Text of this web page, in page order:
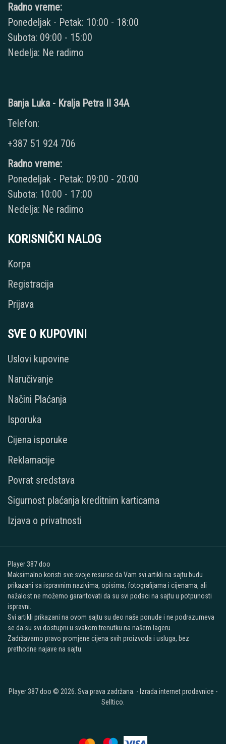
Radno vreme:
Ponedeljak - Petak: 10:00 - 18:00
Subota: 09:00 - 15:00
Nedelja: Ne radimo
Banja Luka - Kralja Petra II 34A
Telefon:
+387 51 924 706
Radno vreme:
Ponedeljak - Petak: 09:00 - 20:00
Subota: 10:00 - 17:00
Nedelja: Ne radimo
KORISNIČKI NALOG
Korpa
Registracija
Prijava
SVE O KUPOVINI
Uslovi kupovine
Naručivanje
Načini Plaćanja
Isporuka
Cijena isporuke
Reklamacije
Povrat sredstava
Sigurnost plaćanja kreditnim karticama
Izjava o privatnosti
Player 387 doo
Maksimalno koristi sve svoje resurse da Vam svi artikli na sajtu budu
prikazani sa ispravnim nazivima, opisima, fotografijama i cijenama, ali
nažalost ne možemo garantovati da su svi podaci na sajtu u potpunosti
ispravni.
Svi artikli prikazani na ovom sajtu su deo naše ponude i ne podrazumeva
se da su svi dostupni u svakom trenutku na našem lageru.
Zadržavamo pravo promjene cijena svih proizvoda i usluga, bez
prethodne najave na sajtu.
Player 387 doo © 2026. Sva prava zadržana. - Izrada internet prodavnice -
Selltico.